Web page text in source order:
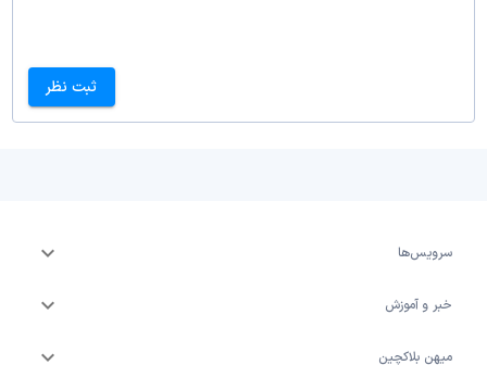
ثبت نظر
سرویس‌ها
خبر و آموزش
میهن بلاکچین